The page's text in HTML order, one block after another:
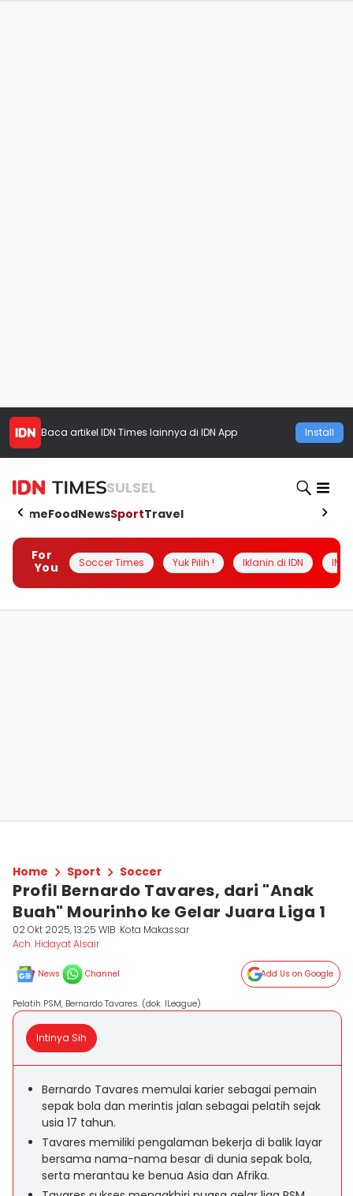
Baca artikel IDN Times lainnya di IDN App Install
SULSEL
HomeFoodNewsSportTravel
For
You
Soccer Times Yuk Pilih ! Iklanin di IDN
Home Sport Soccer
Profil Bernardo Tavares, dari "Anak
Buah" Mourinho ke Gelar Juara Liga 1
02 Okt 2025, 13:25 WIB Kota Makassar
Ach. Hidayat Alsair
News Channel Add Us on Google
Pelatih PSM, Bernardo Tavares. (dok. ILeague)
Intinya Sih
Bernardo Tavares memulai karier sebagai pemain
sepak bola dan merintis jalan sebagai pelatih sejak
usia 17 tahun.
Tavares memiliki pengalaman bekerja di balik layar
bersama nama-nama besar di dunia sepak bola,
serta merantau ke benua Asia dan Afrika.